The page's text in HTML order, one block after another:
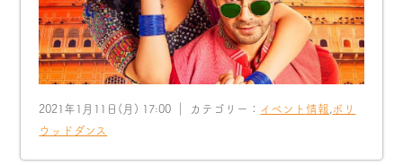
2021年1月11日(月) 17:00 ｜ カテゴリー： イベント情報 ,ボリ
ウッドダンス